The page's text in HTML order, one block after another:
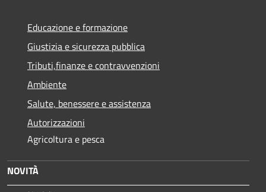
Educazione e formazione
Giustizia e sicurezza pubblica
Tributi,finanze e contravvenzioni
Ambiente
Salute, benessere e assistenza
Autorizzazioni
Agricoltura e pesca
NOVITÀ